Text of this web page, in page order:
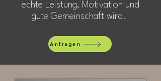
echte Leistung, Motivation und
gute Gemeinschaft wird.
Anfragen